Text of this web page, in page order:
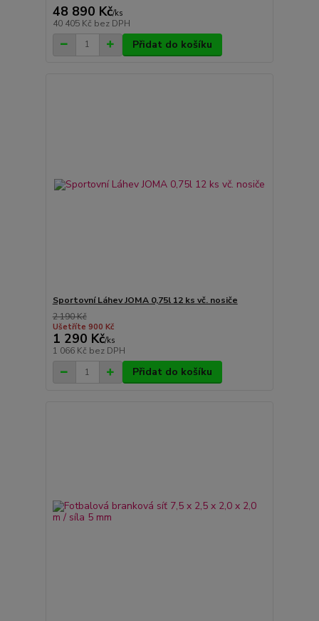
48 890 Kč/ks
40 405 Kč bez DPH
Přidat do košíku
Sportovní Láhev JOMA 0,75l 12 ks vč. nosiče
2 190 Kč
Ušetříte 900 Kč
1 290 Kč/ks
1 066 Kč bez DPH
Přidat do košíku